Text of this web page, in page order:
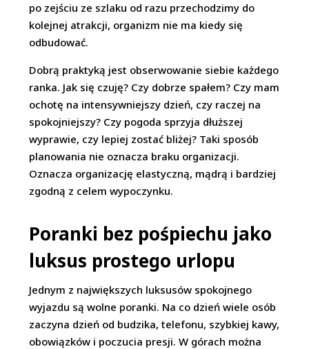
po zejściu ze szlaku od razu przechodzimy do
kolejnej atrakcji, organizm nie ma kiedy się
odbudować.
Dobrą praktyką jest obserwowanie siebie każdego
ranka. Jak się czuję? Czy dobrze spałem? Czy mam
ochotę na intensywniejszy dzień, czy raczej na
spokojniejszy? Czy pogoda sprzyja dłuższej
wyprawie, czy lepiej zostać bliżej? Taki sposób
planowania nie oznacza braku organizacji.
Oznacza organizację elastyczną, mądrą i bardziej
zgodną z celem wypoczynku.
Poranki bez pośpiechu jako
luksus prostego urlopu
Jednym z największych luksusów spokojnego
wyjazdu są wolne poranki. Na co dzień wiele osób
zaczyna dzień od budzika, telefonu, szybkiej kawy,
obowiązków i poczucia presji. W górach można